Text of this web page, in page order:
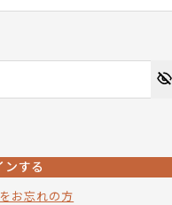
ンする
お忘れの方